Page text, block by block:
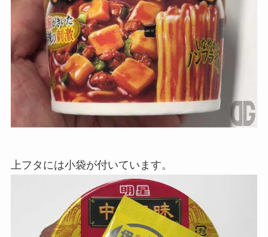
上フタには小袋が付いています。